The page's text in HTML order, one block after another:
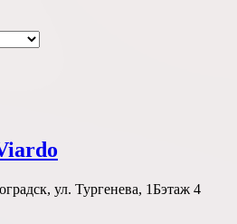
ул. Тургенева, 1Бэтаж 4